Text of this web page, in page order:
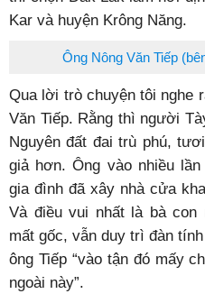
kể: Hồi sau chiến tranh
Cao Bằng bị phá tan
trình thủy lợi, nhà cửa, gia
sống người dân khó khăn
cư vào Tây Nguyên, ở
Nông, Đắk Lắk… Riêng bà
thì chọn Đắk Lắk làm nơi
Kar và huyện Krông Năng.
Ông Nông Văn Tiếp
Qua lời trò chuyện tôi nghe